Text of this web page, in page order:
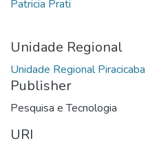
Patricia Prati
Unidade Regional
Unidade Regional Piracicaba
Publisher
Pesquisa e Tecnologia
URI